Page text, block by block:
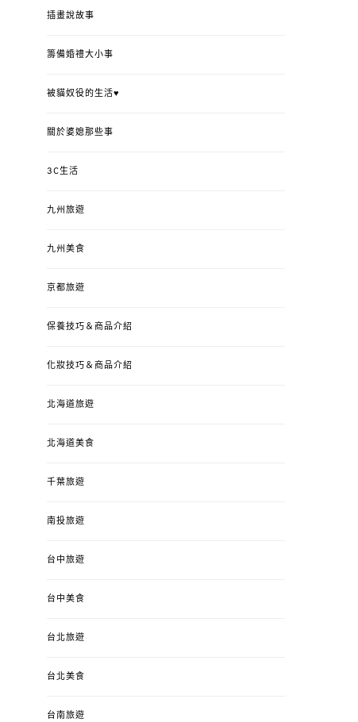
插畫說故事
籌備婚禮大小事
被貓奴役的生活♥
關於婆媳那些事
3C生活
九州旅遊
九州美食
京都旅遊
保養技巧＆商品介紹
化妝技巧＆商品介紹
北海道旅遊
北海道美食
千葉旅遊
南投旅遊
台中旅遊
台中美食
台北旅遊
台北美食
台南旅遊